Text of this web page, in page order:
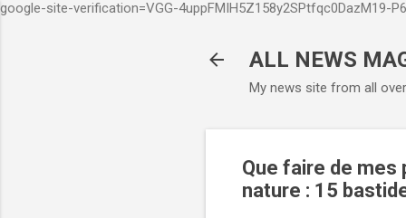
google-site-verification=VGG-4uppFMIH5Z158y2SPtfqc0DazM19-
ALL NEWS
My news site from all
Que faire de
nature : 15